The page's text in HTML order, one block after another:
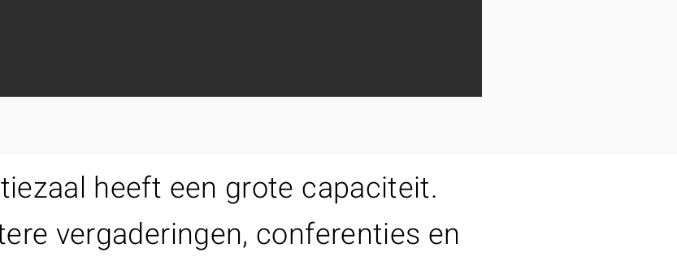
heeft een grote capaciteit.
vergaderingen, conferenties en